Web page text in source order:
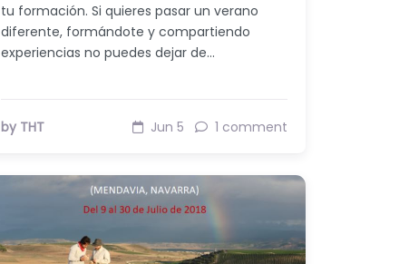
tu formación. Si quieres pasar un verano
diferente, formándote y compartiendo
experiencias no puedes dejar de…
by THT Jun 5 1 comment